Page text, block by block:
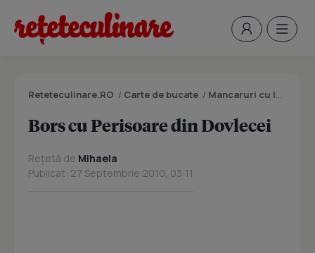
Reteteculinare.RO / Carte de bucate / Mancaruri cu legume si zarzavaturi
Bors cu Perisoare din Dovlecei
Rețetă de Mihaela
Publicat: 27 Septembrie 2010, 03:11